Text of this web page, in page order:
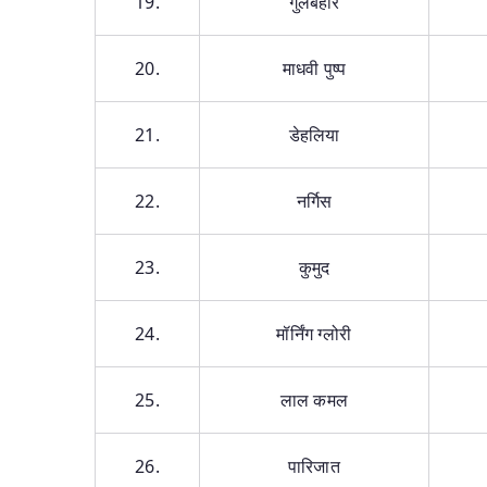
20. माधवी पुष्प
21. डेहलिया
22. नर्गिस
23. कुमुद
24. मॉर्निंग ग्लोरी
25. लाल कमल
26. पारिजात